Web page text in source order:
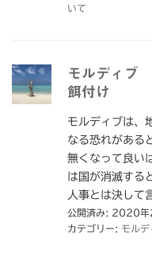
いて
モルディブ
餌付け
モルディブは、
なる恐れがある
無くなって良い
は国が消滅する
人事とは決して
公開済み: 2020
カテゴリー: モルデ